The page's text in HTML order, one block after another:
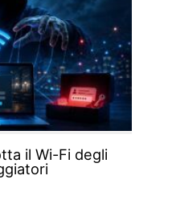
il Wi-Fi degli